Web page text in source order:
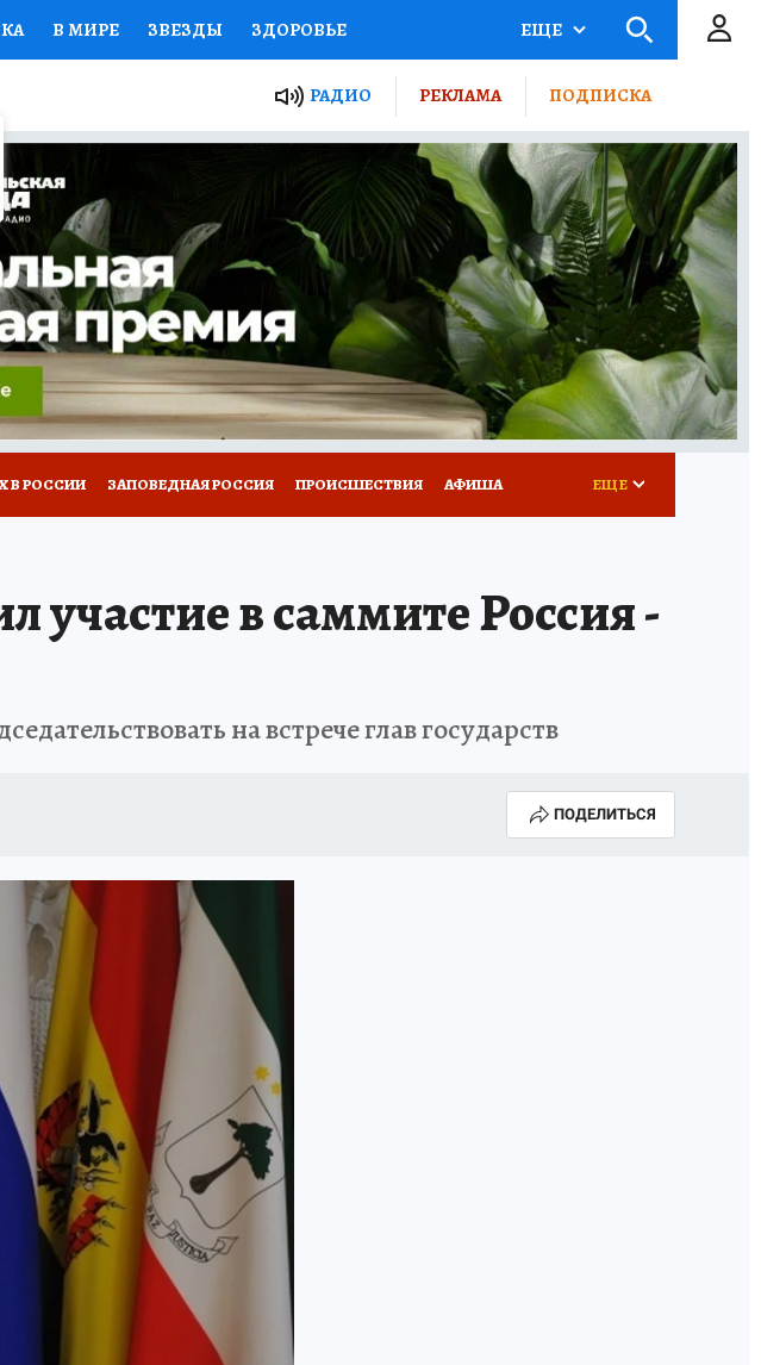
В МИРЕ ЗВЕЗДЫ ЗДОРОВЬЕ
НАЦИОНАЛЬНЫЕ ПРОЕКТЫ РОССИИ
СЕМЬЯ ЖЕНСКИЕ СЕКРЕТЫ ПУТЕВОДИТЕЛЬ
ДЕФИЦИТ ЖЕЛЕЗА ТУРИЗМ
РАБОТА У НАС ГИД ПОТРЕБИТЕЛЯ ВСЕ О КП
ЕЩЕ
РАДИО РЕКЛАМА ПОДПИСКА
В РОССИИ ЗАПОВЕДНАЯ РОССИЯ ПРОИСШЕСТВИЯ АФИША ЕЩЕ
в саммите Россия -
на встрече глав государств
ПОДЕЛИТЬСЯ